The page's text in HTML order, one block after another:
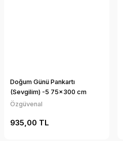
Doğum Günü Pankartı
(Sevgilim) -5 75x300 cm
Özgüvenal
935,00 TL